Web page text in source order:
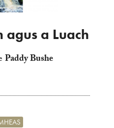
agus a Luach
Paddy Bushe